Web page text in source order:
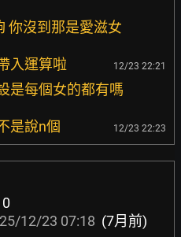
你沒到那是愛滋女
入運算啦 12/23 22:21
是每個女的都有嗎
是說n個 12/23 22:23
0
12/23 07:18 (7月前)